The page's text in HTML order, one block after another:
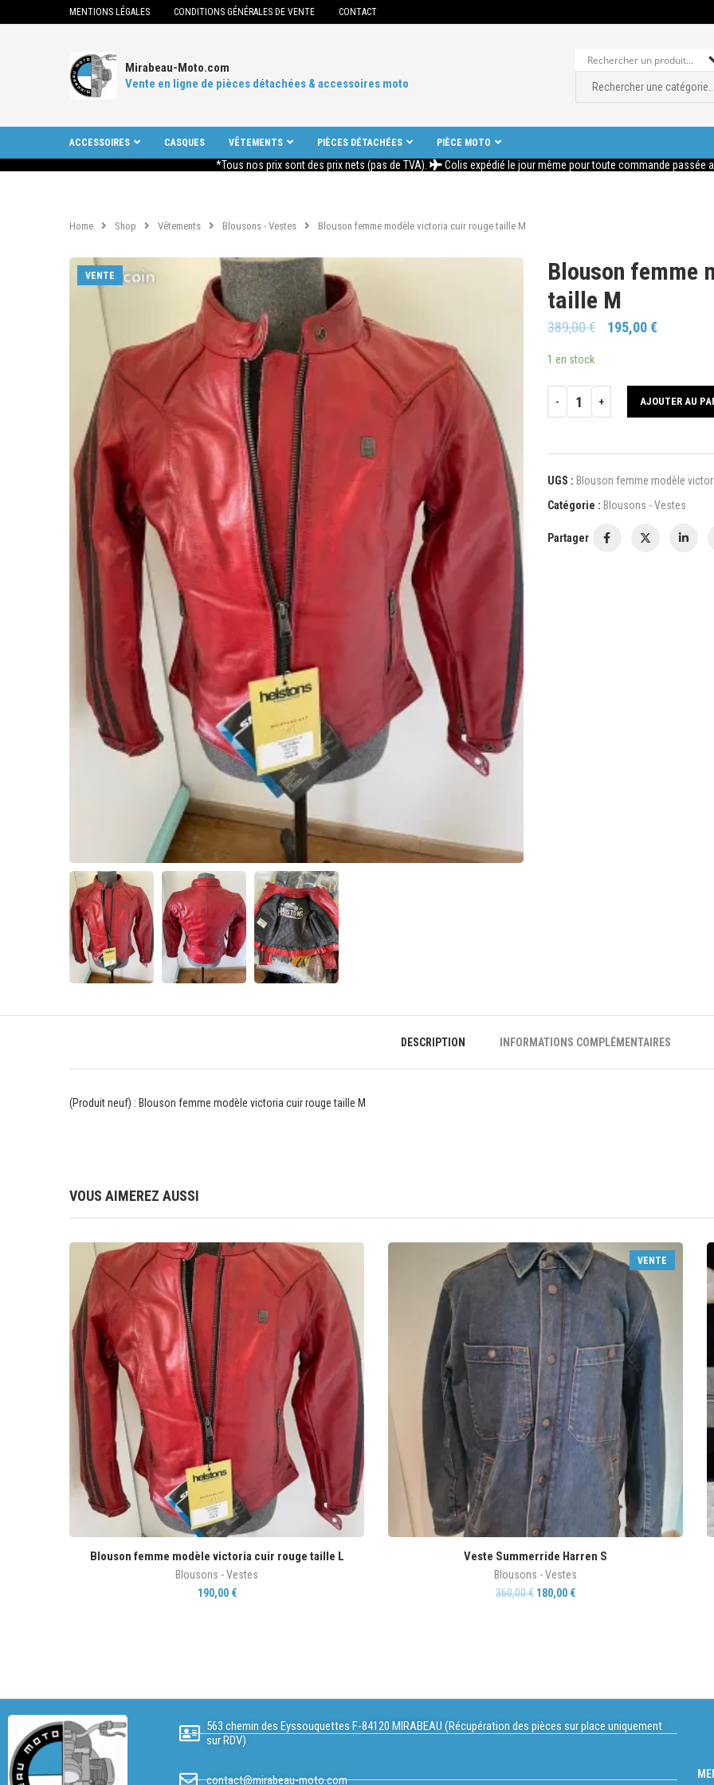
MENTIONS LÉGALES CONDITIONS GÉNÉRALES DE VENTE CONTACT
Mirabeau-Moto.com
Vente en ligne de pièces détachées & accessoires moto
ACCESSOIRES CASQUES VÊTEMENTS PIÈCES DÉTACHÉES PIÈCE MOTO
*Tous nos prix sont des prix nets (pas de TVA). Colis expédié le jour même pour toute commande passée
Home Shop Vêtements Blousons - Vestes Blouson femme modèle victoria cuir rouge taille M
VENTE
Blouson femme
taille M
389,00€ 195,00€
1 en stock
AJOUTER AU
UGS : Blouson femme modèle
Catégorie : Blousons - Vestes
Partager
DESCRIPTION INFORMATIONS COMPLÉMENTAIRES
(Produit neuf) : Blouson femme modèle victoria cuir rouge taille M
VOUS AIMEREZ AUSSI
Blouson femme modèle victoria cuir rouge taille L
Blousons - Vestes
190,00 €
VENTE
Veste Summerride Harren S
Blousons - Vestes
360,00€ 180,00 €
563 chemin des Eyssouquettes F-84120 MIRABEAU (Récupération des pièces sur place uniquement
sur RDV)
contact@mirabeau-moto.com